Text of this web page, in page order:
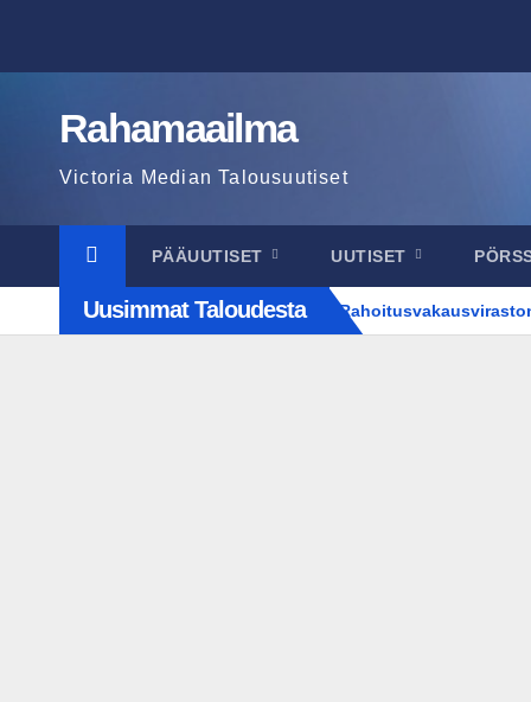
Rahamaailma
Victoria Median Talousuutiset
PÄÄUUTISET UUTISET
Uusimmat Taloudesta